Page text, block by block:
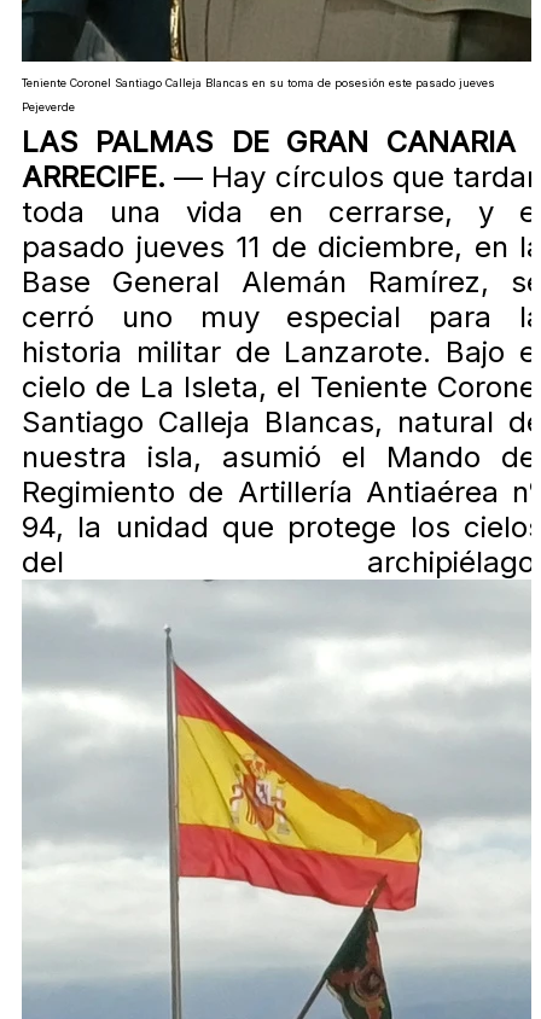
Teniente Coronel Santiago Calleja Blancas en su toma de posesión este pasado jueves
Pejeverde
LAS PALMAS DE GRAN CANARIA
ARRECIFE. — Hay círculos que
toda una vida en cerrarse, y
pasado jueves 11 de diciembre, en
Base General Alemán Ramírez,
cerró uno muy especial para
historia militar de Lanzarote. Bajo
cielo de La Isleta, el Teniente
Santiago Calleja Blancas, natural
nuestra isla, asumió el Mando
Regimiento de Artillería Antiaérea
94, la unidad que protege los
del